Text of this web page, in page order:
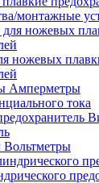
монтажные
ножевых
Амперметры
тока
Вольтметры